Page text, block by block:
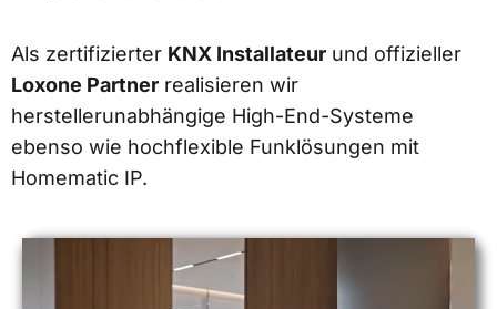
Als zertifizierter KNX Installateur und offizieller
Loxone Partner realisieren wir
herstellerunabhängige High-End-Systeme
ebenso wie hochflexible Funklösungen mit
Homematic IP.